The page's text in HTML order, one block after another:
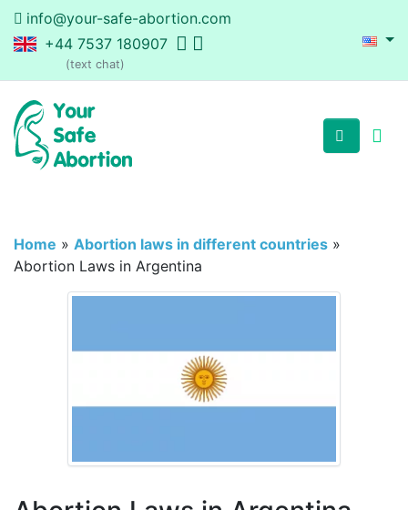
info@your-safe-abortion.com
+44 7537 180907
(text chat)
Home » Abortion laws in different countries »
Abortion Laws in Argentina